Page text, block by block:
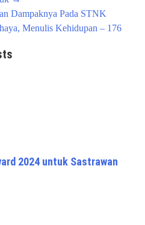
Dampaknya Pada STNK
Menulis Kehidupan – 176
2024 untuk Sastrawan